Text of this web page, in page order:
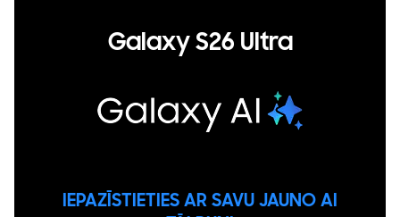
Galaxy S26 Ultra
IEPAZĪSTIETIES AR SAVU JAUNO AI